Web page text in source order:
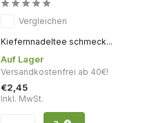
Vergleichen
Kiefernnadeltee schmeck...
Auf Lager
Versandkostenfrei ab 40€!
€2,45
Inkl. MwSt.